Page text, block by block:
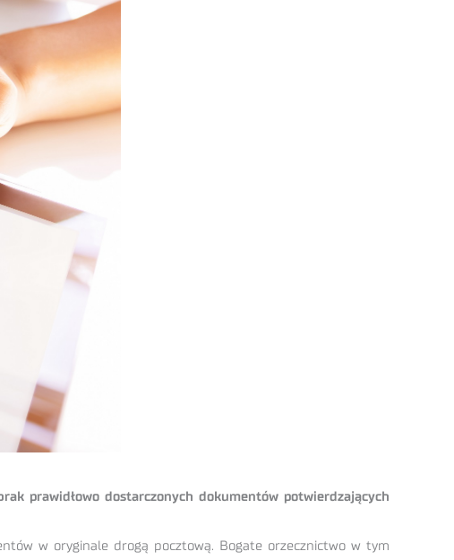
prawidłowo dostarczonych dokumentów potwierdzających
w oryginale drogą pocztową. Bogate orzecznictwo w tym